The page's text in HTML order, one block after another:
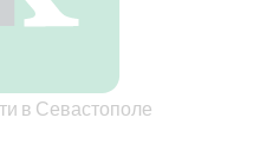
в Севастополе